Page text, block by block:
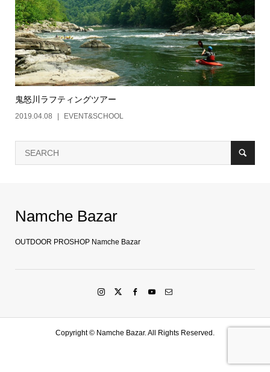
鬼怒川ラフティングツアー
2019.04.08 EVENT&SCHOOL
Namche Bazar
OUTDOOR PROSHOP Namche Bazar
Copyright © Namche Bazar. All Rights Reserved.
LINE友達登録